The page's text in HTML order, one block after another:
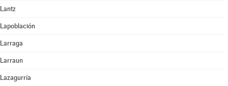
Lantz
Lapoblación
Larraga
Larraun
Lazagurría